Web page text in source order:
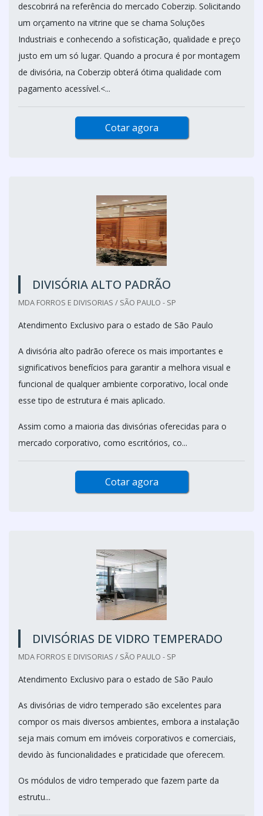
descobrirá na referência do mercado Coberzip. Solicitando
um orçamento na vitrine que se chama Soluções
Industriais e conhecendo a sofisticação, qualidade e preço
justo em um só lugar. Quando a procura é por montagem
de divisória, na Coberzip obterá ótima qualidade com
pagamento acessível.<...
Cotar agora
DIVISÓRIA ALTO PADRÃO
MDA FORROS E DIVISORIAS / SÃO PAULO - SP
Atendimento Exclusivo para o estado de São Paulo
A divisória alto padrão oferece os mais importantes e
significativos benefícios para garantir a melhora visual e
funcional de qualquer ambiente corporativo, local onde
esse tipo de estrutura é mais aplicado.
Assim como a maioria das divisórias oferecidas para o
mercado corporativo, como escritórios, co...
Cotar agora
DIVISÓRIAS DE VIDRO TEMPERADO
MDA FORROS E DIVISORIAS / SÃO PAULO - SP
Atendimento Exclusivo para o estado de São Paulo
As divisórias de vidro temperado são excelentes para
compor os mais diversos ambientes, embora a instalação
seja mais comum em imóveis corporativos e comerciais,
devido às funcionalidades e praticidade que oferecem.
Os módulos de vidro temperado que fazem parte da
estrutu...